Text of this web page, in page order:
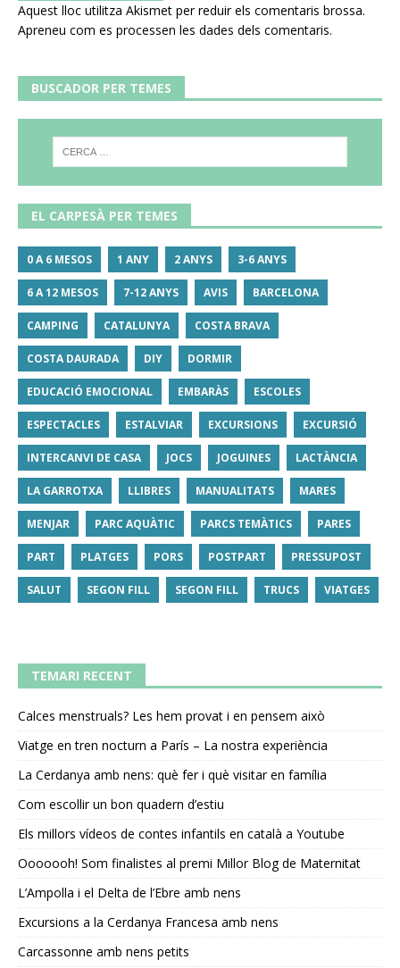
Aquest lloc utilitza Akismet per reduir els comentaris brossa.
Apreneu com es processen les dades dels comentaris.
BUSCADOR PER TEMES
EL CARPESÀ PER TEMES
0 A 6 MESOS 1 ANY 2 ANYS 3-6 ANYS
6 A 12 MESOS 7-12 ANYS AVIS BARCELONA
CAMPING CATALUNYA COSTA BRAVA
COSTA DAURADA DIY DORMIR
EDUCACIÓ EMOCIONAL EMBARÀS ESCOLES
ESPECTACLES ESTALVIAR EXCURSIONS EXCURSIÓ
INTERCANVI DE CASA JOCS JOGUINES LACTÀNCIA
LA GARROTXA LLIBRES MANUALITATS MARES
MENJAR PARC AQUÀTIC PARCS TEMÀTICS PARES
PART PLATGES PORS POSTPART PRESSUPOST
SALUT SEGON FILL SEGON FILL TRUCS VIATGES
TEMARI RECENT
Calces menstruals? Les hem provat i en pensem això
Viatge en tren nocturn a París – La nostra experiència
La Cerdanya amb nens: què fer i què visitar en família
Com escollir un bon quadern d’estiu
Els millors vídeos de contes infantils en català a Youtube
Ooooooh! Som finalistes al premi Millor Blog de Maternitat
L’Ampolla i el Delta de l’Ebre amb nens
Excursions a la Cerdanya Francesa amb nens
Carcassonne amb nens petits